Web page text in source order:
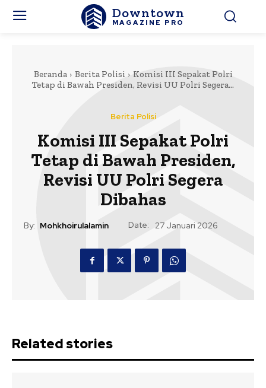
Downtown
MAGAZINE PRO
Beranda Berita Polisi
Komisi III Sepakat Polri
Tetap di Bawah Presiden, Revisi UU Polri Segera...
Berita Polisi
Komisi III Sepakat Polri
Tetap di Bawah Presiden,
Revisi UU Polri Segera
Dibahas
By: Mohkhoirulalamin Date: 27 Januari 2026
Related stories